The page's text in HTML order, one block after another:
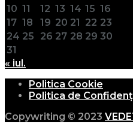
10 11 12 13 14 15 16
17 18 19 20 21 22 23
24 25 26 27 28 29 30
31
« iul.
Politica Cookie
Politica de
Copywriting © 2023